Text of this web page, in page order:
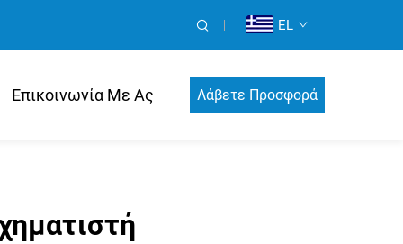
EL
Επικοινωνία Με Ας Λάβετε Προσφορά